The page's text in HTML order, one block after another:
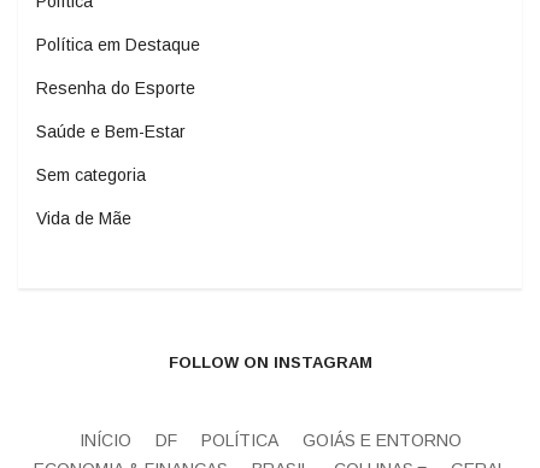
Política em Destaque
Resenha do Esporte
Saúde e Bem-Estar
Sem categoria
Vida de Mãe
FOLLOW ON INSTAGRAM
INÍCIO DF POLÍTICA
GOIÁS E ENTORNO